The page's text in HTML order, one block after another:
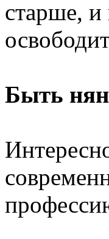
старше, и
Быть